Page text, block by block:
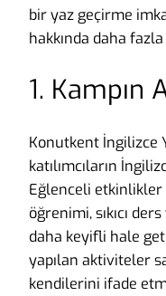
bir yaz geçirme
hakkında daha
1. Kampın
Konutkent İngilizce
katılımcıların
Eğlenceli etkinlikler
öğrenimi, sıkıcı
daha keyifli hale
yapılan aktiviteler
kendilerini ifade